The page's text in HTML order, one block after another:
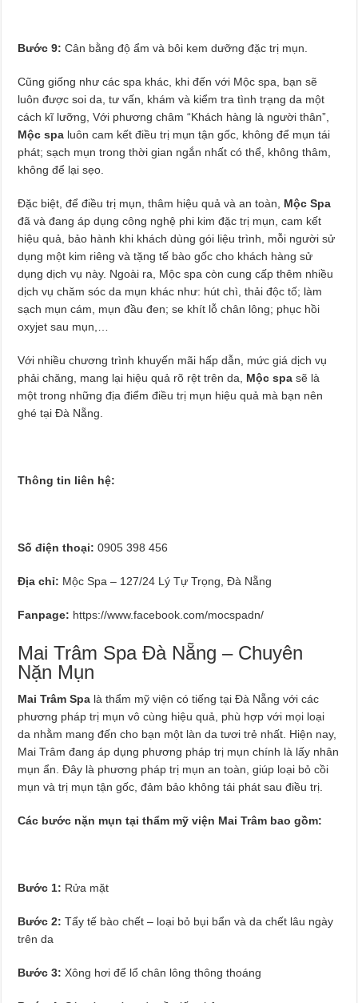
Bước 9: Cân bằng độ ẩm và bôi kem dưỡng đặc trị mụn.
Cũng giống như các spa khác, khi đến với Mộc spa, bạn sẽ
luôn được soi da, tư vấn, khám và kiểm tra tình trạng da một
cách kĩ lưỡng, Với phương châm “Khách hàng là người thân”,
Mộc spa luôn cam kết điều trị mụn tận gốc, không để mụn tái
phát; sạch mụn trong thời gian ngắn nhất có thể, không thâm,
không để lại sẹo.
Đặc biệt, để điều trị mụn, thâm hiệu quả và an toàn, Mộc Spa
đã và đang áp dụng công nghệ phi kim đặc trị mụn, cam kết
hiệu quả, bảo hành khi khách dùng gói liệu trình, mỗi người sử
dụng một kim riêng và tặng tế bào gốc cho khách hàng sử
dụng dịch vụ này. Ngoài ra, Mộc spa còn cung cấp thêm nhiều
dịch vụ chăm sóc da mụn khác như: hút chì, thải độc tố; làm
sạch mụn cám, mụn đầu đen; se khít lỗ chân lông; phục hồi
oxyjet sau mụn,…
Với nhiều chương trình khuyến mãi hấp dẫn, mức giá dịch vụ
phải chăng, mang lại hiệu quả rõ rệt trên da, Mộc spa sẽ là
một trong những địa điểm điều trị mụn hiệu quả mà bạn nên
ghé tại Đà Nẵng.
Thông tin liên hệ:
Số điện thoại:0905 398 456
Địa chỉ: Mộc Spa – 127/24 Lý Tự Trọng, Đà Nẵng
Fanpage: https://www.facebook.com/mocspadn/
Mai Trâm Spa Đà Nẵng – Chuyên
Nặn Mụn
Mai Trâm Spa là thẩm mỹ viện có tiếng tại Đà Nẵng với các
phương pháp trị mụn vô cùng hiệu quả, phù hợp với mọi loại
da nhằm mang đến cho bạn một làn da tươi trẻ nhất. Hiện nay,
Mai Trâm đang áp dụng phương pháp trị mụn chính là lấy nhân
mụn ẩn. Đây là phương pháp trị mụn an toàn, giúp loại bỏ cồi
mụn và trị mụn tận gốc, đảm bảo không tái phát sau điều trị.
Các bước nặn mụn tại thẩm mỹ viện Mai Trâm bao gồm:
Bước 1: Rửa mặt
Bước 2: Tẩy tế bào chết – loại bỏ bụi bẩn và da chết lâu ngày
trên da
Bước 3:Xông hơi để lổ chân lông thông thoáng